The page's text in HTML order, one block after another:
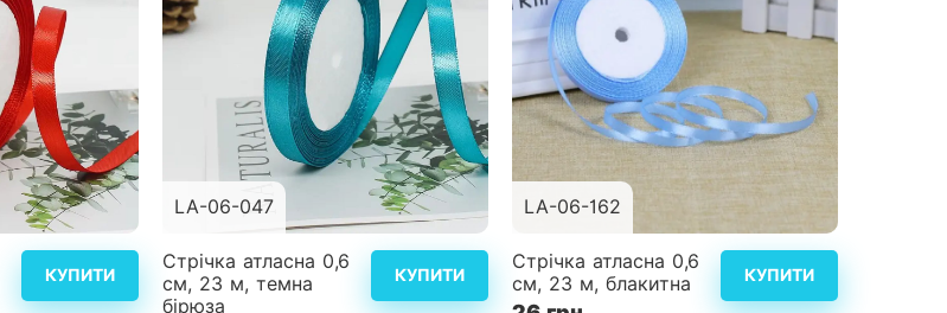
КУПИТИ
LA-06-047
Стрічка атласна 0,6
см, 23 м, темна
бірюза
КУПИТИ
LA-06-162
Стрічка атласна 0,6
см, 23 м, блакитна
КУПИТИ